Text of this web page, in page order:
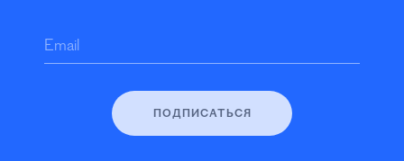
Email
ПОДПИСАТЬСЯ